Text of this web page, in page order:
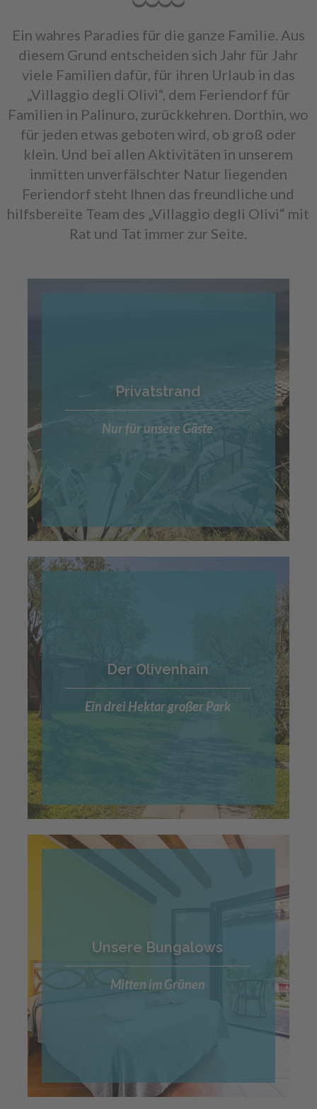
Ein wahres Paradies für die ganze Familie. Aus
diesem Grund entscheiden sich Jahr für Jahr
viele Familien dafür, für ihren Urlaub in das
„Villaggio degli Olivi“, dem Feriendorf für
Familien in Palinuro, zurückkehren. Dorthin, wo
für jeden etwas geboten wird, ob groß oder
klein. Und bei allen Aktivitäten in unserem
inmitten unverfälschter Natur liegenden
Feriendorf steht Ihnen das freundliche und
hilfsbereite Team des „Villaggio degli Olivi“ mit
Rat und Tat immer zur Seite.
Privatstrand
Nur für unsere Gäste
Der Olivenhain
Ein drei Hektar großer Park
Unsere Bungalows
Mitten im Grünen